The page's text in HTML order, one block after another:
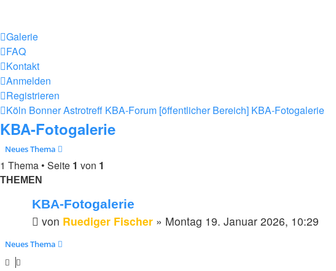
Galerie
FAQ
Kontakt
Anmelden
Registrieren
Köln Bonner Astrotreff KBA-Forum [öffentlicher Bereich] KBA-Fotogalerie
KBA-Fotogalerie
Neues Thema
1 Thema • Seite 1 von 1
THEMEN
KBA-Fotogalerie
von Ruediger Fischer » Montag 19. Januar 2026, 10:29
Neues Thema